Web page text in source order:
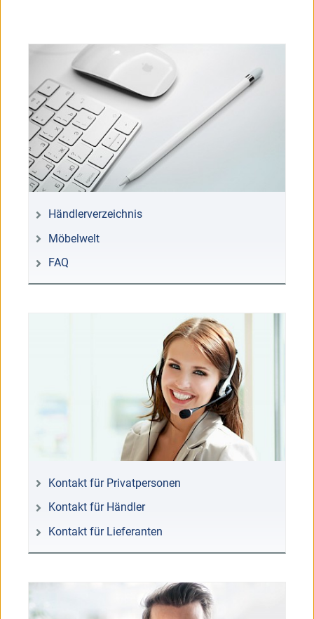
Händlerverzeichnis
Möbelwelt
FAQ
Kontakt für Privatpersonen
Kontakt für Händler
Kontakt für Lieferanten